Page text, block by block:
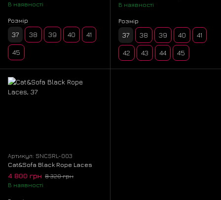
В наявності
Розмір
37 38 39 40 41
45
В наявності
Розмір
37 38 39 40 41
42 43 44 45
Артикул: SNCSRL-003
Cat&Sofa Black Rope Laces
4 800 грн 8 320 грн
В наявності